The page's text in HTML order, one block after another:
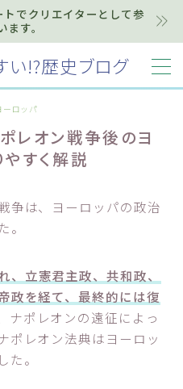
でクリエイターとして参
ます。
い!?歴史ブログ
ーロッパ
レオン戦争後のヨ
すく解説
争は、ヨーロッパの政治
。
、立憲君主政、共和政、
政を経て、最終的には復
ナポレオンの遠征によっ
ポレオン法典はヨーロッ
。